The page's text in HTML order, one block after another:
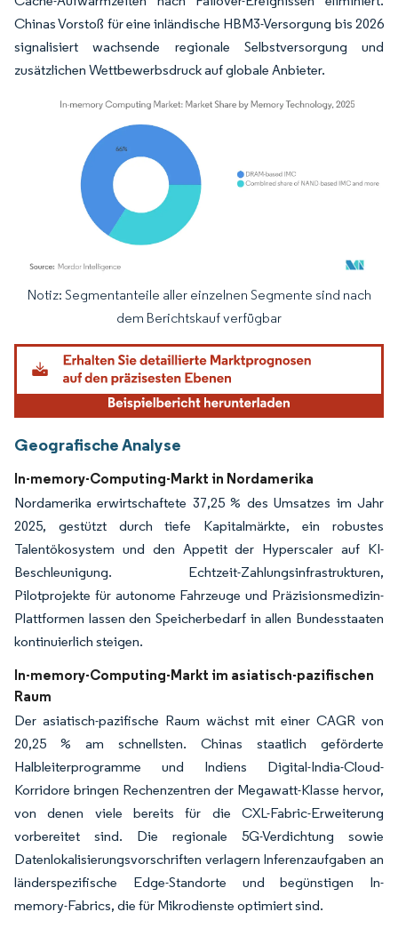
Chinas Vorstoß für eine inländische HBM3-Versorgung bis 2026
signalisiert wachsende regionale Selbstversorgung und
zusätzlichen Wettbewerbsdruck auf globale Anbieter.
Bild © Mordor Intelligence. Wiederverwendung erfordert Namensnennung
Notiz: Segmentanteile aller einzelnen Segmente sind nach
dem Berichtskauf verfügbar
Geografische Analyse
In-memory-Computing-Markt in Nordamerika
Nordamerika erwirtschaftete 37,25 % des Umsatzes im Jahr
2025, gestützt durch tiefe Kapitalmärkte, ein robustes
Talentökosystem und den Appetit der Hyperscaler auf KI-
Beschleunigung. Echtzeit-Zahlungsinfrastrukturen,
Pilotprojekte für autonome Fahrzeuge und Präzisionsmedizin-
Plattformen lassen den Speicherbedarf in allen Bundesstaaten
kontinuierlich steigen.
In-memory-Computing-Markt im asiatisch-pazifischen
Raum
Der asiatisch-pazifische Raum wächst mit einer CAGR von
20,25 % am schnellsten. Chinas staatlich geförderte
Halbleiterprogramme und Indiens Digital-India-Cloud-
Korridore bringen Rechenzentren der Megawatt-Klasse hervor,
von denen viele bereits für die CXL-Fabric-Erweiterung
vorbereitet sind. Die regionale 5G-Verdichtung sowie
Datenlokalisierungsvorschriften verlagern Inferenzaufgaben an
länderspezifische Edge-Standorte und begünstigen In-
memory-Fabrics, die für Mikrodienste optimiert sind.